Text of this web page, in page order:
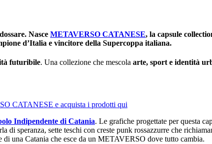
Nasce METAVERSO CATANESE, la capsule
d’Italia e vincitore della Supercoppa italiana.
futuribile. Una collezione che mescola arte, sport e identità
CATANESE e acquista i prodotti qui
Indipendente di Catania. Le grafiche progettate per questa
speranza, sette teschi con creste punk rossazzurre che
una Catania che esce da un METAVERSO dove tutto cambia.